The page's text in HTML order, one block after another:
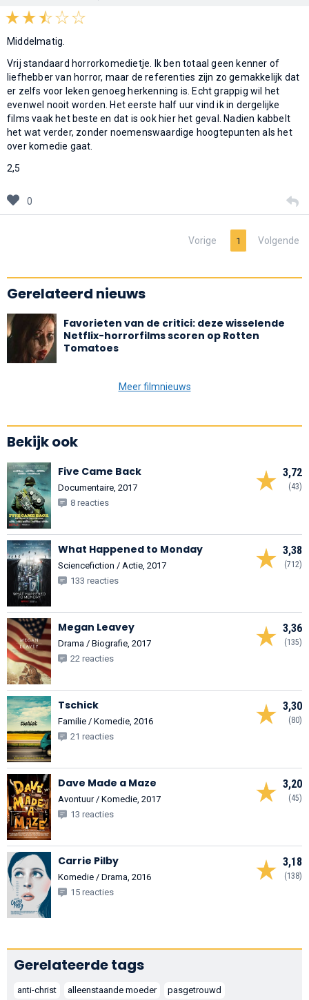
Middelmatig.
Vrij standaard horrorkomedietje. Ik ben totaal geen kenner of
liefhebber van horror, maar de referenties zijn zo gemakkelijk dat
er zelfs voor leken genoeg herkenning is. Echt grappig wil het
evenwel nooit worden. Het eerste half uur vind ik in dergelijke
films vaak het beste en dat is ook hier het geval. Nadien kabbelt
het wat verder, zonder noemenswaardige hoogtepunten als het
over komedie gaat.
2,5
0
Vorige 1 Volgende
Gerelateerd nieuws
Favorieten van de critici: deze wisselende
Netflix-horrorfilms scoren op Rotten
Tomatoes
Meer filmnieuws
Bekijk ook
3,72
(43)
Five Came Back
Documentaire, 2017
8 reacties
3,38
(712)
What Happened to Monday
Sciencefiction / Actie, 2017
133 reacties
3,36
(135)
Megan Leavey
Drama / Biografie, 2017
22 reacties
3,30
(80)
Tschick
Familie / Komedie, 2016
21 reacties
3,20
(45)
Dave Made a Maze
Avontuur / Komedie, 2017
13 reacties
3,18
(138)
Carrie Pilby
Komedie / Drama, 2016
15 reacties
Gerelateerde tags
anti-christ alleenstaande moeder pasgetrouwd